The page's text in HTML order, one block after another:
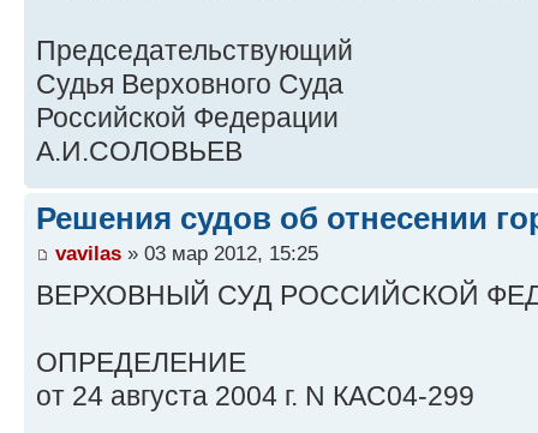
Председательствующий
Судья Верховного Суда
Российской Федерации
А.И.СОЛОВЬЕВ
Решения судов об отнесении
vavilas » 03 мар 2012, 15:25
ВЕРХОВНЫЙ СУД РОССИЙСКОЙ
ОПРЕДЕЛЕНИЕ
от 24 августа 2004 г. N КАС04-299